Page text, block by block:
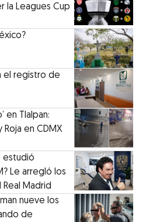
la Leagues Cup
el registro de
en Tlalpan:
Roja en CDMX
estudió
Le arregló los
Madrid
nueve los
de